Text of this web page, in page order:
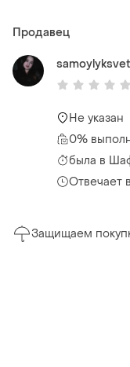
Продавец
Не указан
0%
была в
Отвечает
Защищаем